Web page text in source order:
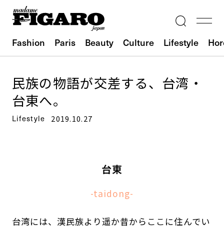
Fashion Paris Beauty Culture Lifestyle
民族の物語が交差する、台湾・
台東へ。
Lifestyle 2019.10.27
台東
-taidong-
台湾には、漢民族より遥か昔からここに住んでい